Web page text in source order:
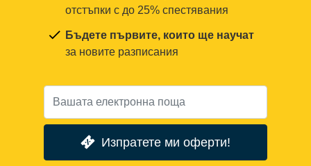
отстъпки с до 25% спестявания
Бъдете първите, които ще научат
за новите разписания
Изпратете ми оферти!